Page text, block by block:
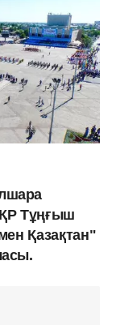
Тұңғыш
Қазақтан"